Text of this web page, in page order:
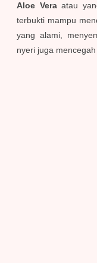
Aloe Veraatau
terbukti mampu
yang alami,
nyeri juga mencegah